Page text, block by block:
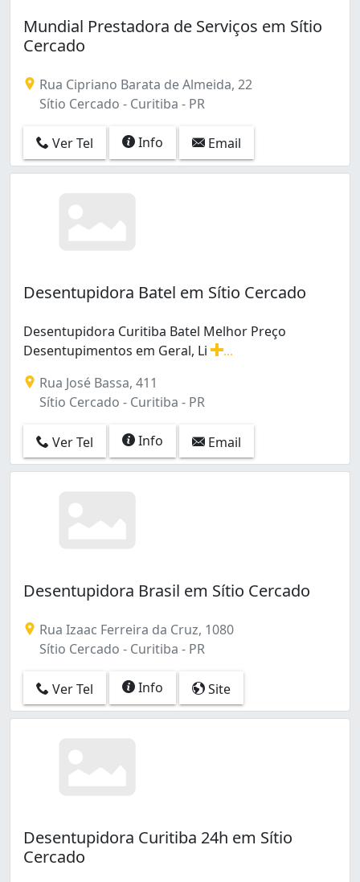
Tarumã (1)
Tatuquara (2)
Uberaba (5)
Xaxim (5)
Água Verde (3)
Mundial Prestadora de Serviços em Sítio
Cercado
Rua Cipriano Barata de Almeida, 22
Sítio Cercado - Curitiba - PR
Ver Tel Info Email
Desentupidora Batel em Sítio Cercado
Desentupidora Curitiba Batel Melhor Preço
Desentupimentos em Geral, Li
Rua José Bassa, 411
Sítio Cercado - Curitiba - PR
Ver Tel Info Email
Desentupidora Brasil em Sítio Cercado
Rua Izaac Ferreira da Cruz, 1080
Sítio Cercado - Curitiba - PR
Ver Tel Info Site
Desentupidora Curitiba 24h em Sítio
Cercado